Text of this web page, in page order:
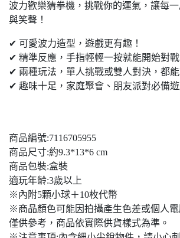
波力歡樂猜拳機，挑戰你的運氣，讓每
與笑聲！
✔ 可愛波力造型，遊戲更有趣！
✔ 精準反應，手指輕輕一按就能開始對戰
✔ 兩種玩法，單人挑戰或雙人對決，都
✔ 趣味十足，家庭聚會、朋友派對必備
商品編號:7116705955
商品尺寸:約9.3*13*6 cm
商品包裝:盒裝
適玩年齡:3歲以上
※內附5顆小球＋10枚代幣
※商品顏色可能因拍攝產生色差或個人電
僅供參考，商品依實際供貨樣式為準。